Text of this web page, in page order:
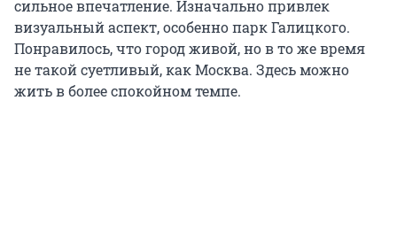
сильное впечатление. Изначально привлек
визуальный аспект, особенно парк Галицкого.
Понравилось, что город живой, но в то же время
не такой суетливый, как Москва. Здесь можно
жить в более спокойном темпе.